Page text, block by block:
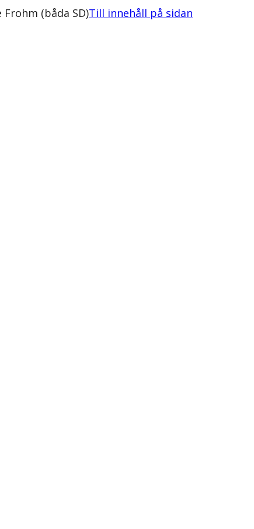
(båda SD)Till innehåll på sidan